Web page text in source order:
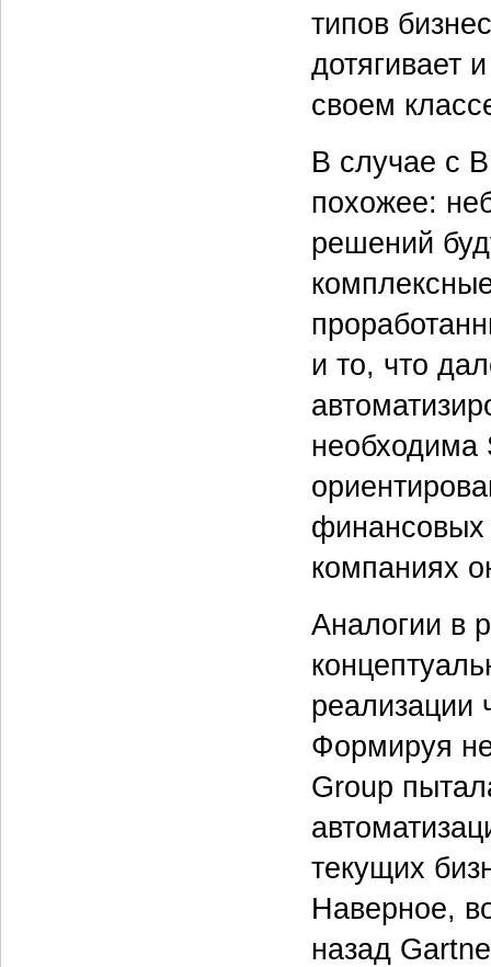
типов
дотягивает
своем
В случае с
похожее:
решений
и то, что
необходима
финансовых
компаниях
Аналогии в
реализации
Формируя
Group
текущих
Наверное,
назад